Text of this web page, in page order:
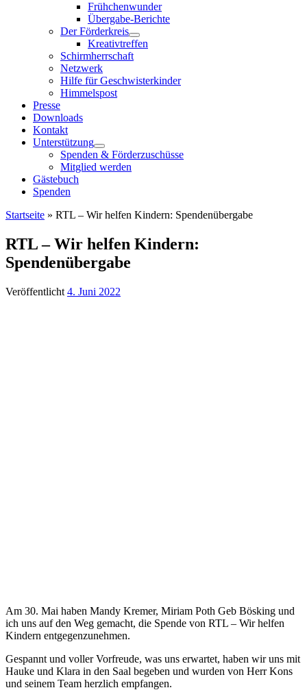
Frühchenwunder
Übergabe-Berichte
Der Förderkreis
Kreativtreffen
Schirmherrschaft
Netzwerk
Hilfe für Geschwisterkinder
Himmelspost
Presse
Downloads
Kontakt
Unterstützung
Spenden & Förderzuschüsse
Mitglied werden
Gästebuch
Spenden
Startseite » RTL – Wir helfen Kindern: Spendenübergabe
RTL – Wir helfen Kindern:
Spendenübergabe
Veröffentlicht 4. Juni 2022
Am 30. Mai haben Mandy Kremer, Miriam Poth Geb Bösking und
ich uns auf den Weg gemacht, die Spende von RTL – Wir helfen
Kindern entgegenzunehmen.
Gespannt und voller Vorfreude, was uns erwartet, haben wir uns mit
Hauke und Klara in den Saal begeben und wurden von Herr Kons
und seinem Team herzlich empfangen.